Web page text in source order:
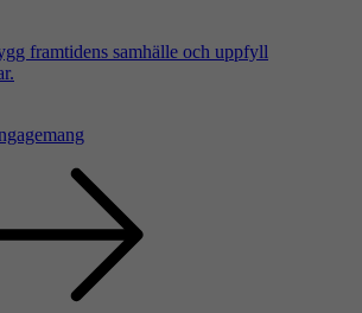
framtidens samhälle och uppfyll